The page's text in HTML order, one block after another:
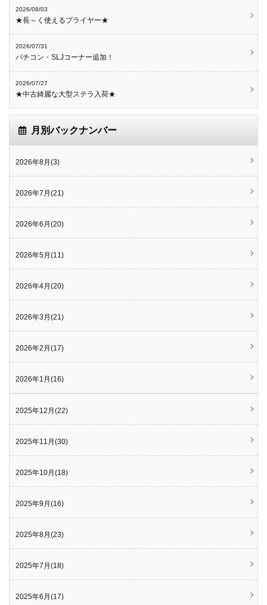
2026/08/03
★長～く使えるプライヤー★
2026/07/31
バチコン・SLJコーナー追加！
2026/07/27
★中古綺麗な大型ステラ入荷★
月別バックナンバー
2026年8月(3)
2026年7月(21)
2026年6月(20)
2026年5月(11)
2026年4月(20)
2026年3月(21)
2026年2月(17)
2026年1月(16)
2025年12月(22)
2025年11月(30)
2025年10月(18)
2025年9月(16)
2025年8月(23)
2025年7月(18)
2025年6月(17)